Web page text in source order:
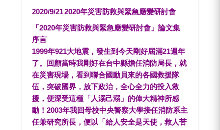
2020/9/212020年災害防救與緊急應變研討會
「2020年災害防救與緊急應變研討會」論文集
序言
1999年921大地震，發生到今天剛好屆滿21週年
了。回顧當時我剛好在台中縣擔任消防局長，就
在災害現場，看到聯合國動員來的各國救援隊
伍，突破國界，放下政治，全心全力的投入救
援，便深受這種「人溺己溺」的偉大精神所感
動！2003年我回母校中央警察大學接任消防系主
任兼研究所長，便以「給人安全是天使，救人苦